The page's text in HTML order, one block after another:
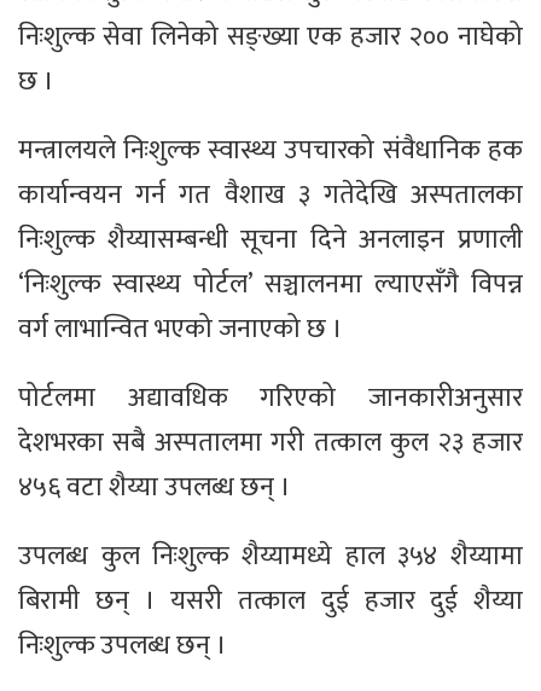
निःशुल्क सेवा लिनेको सङ्ख्या एक हजार २०० नाघेको
छ ।
मन्त्रालयले निःशुल्क स्वास्थ्य उपचारको संवैधानिक हक
कार्यान्वयन गर्न गत वैशाख ३ गतेदेखि अस्पतालका
निःशुल्क शैय्यासम्बन्धी सूचना दिने अनलाइन प्रणाली
‘निःशुल्क स्वास्थ्य पोर्टल’ सञ्चालनमा ल्याएसँगै विपन्न
वर्ग लाभान्वित भएको जनाएको छ ।
पोर्टलमा अद्यावधिक गरिएको जानकारीअनुसार
देशभरका सबै अस्पतालमा गरी तत्काल कुल २३ हजार
४५६ वटा शैय्या उपलब्ध छन् ।
उपलब्ध कुल निःशुल्क शैय्यामध्ये हाल ३५४ शैय्यामा
बिरामी छन् । यसरी तत्काल दुई हजार दुई शैय्या
निःशुल्क उपलब्ध छन् ।